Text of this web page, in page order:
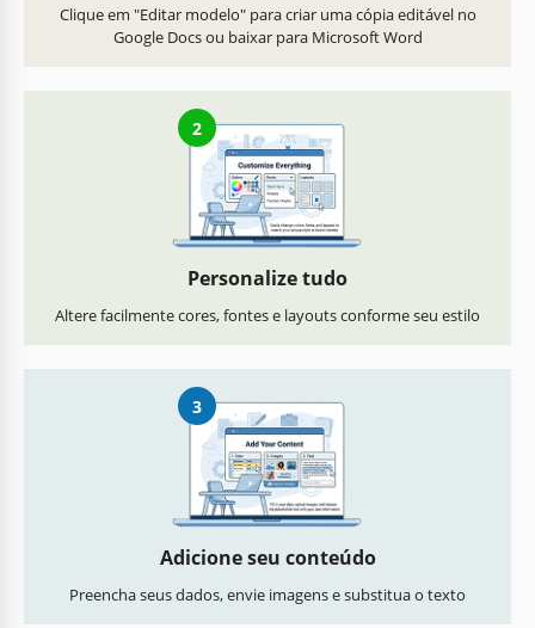
Clique em "Editar modelo" para criar uma cópia editável no
Google Docs ou baixar para Microsoft Word
2
Personalize tudo
Altere facilmente cores, fontes e layouts conforme seu estilo
3
Adicione seu conteúdo
Preencha seus dados, envie imagens e substitua o texto